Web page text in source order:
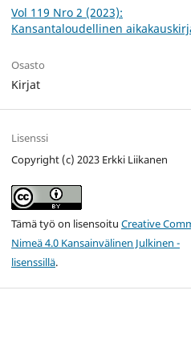
Vol 119 Nro 2 (2023):
Kansantaloudellinen
Osasto
Kirjat
Lisenssi
Copyright (c) 2023 Erkki Liikanen
Tämä työ on lisensoituCreative
Nimeä 4.0 Kansainvälinen Julkinen -
lisenssillä.